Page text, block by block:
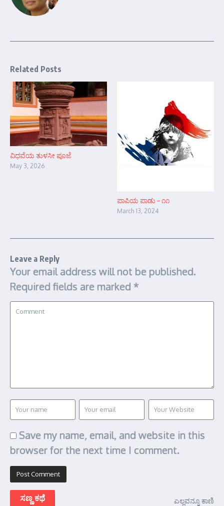
Related Posts
ವಿಧವೆಯ ತುಳಸೀ ಪೂಜೆ
May 3, 2026
ಪಾಪಿಯ ಪಾಡು – ೧೧
March 13, 2024
Leave a Reply
Your email address will not be published.
Required fields are marked *
Save my name, email, and website in this
browser for the next time I comment.
ಸಣ್ಣ ಕಥೆ ಎಲ್ಲವನ್ನೂ ಕಾಣಿ